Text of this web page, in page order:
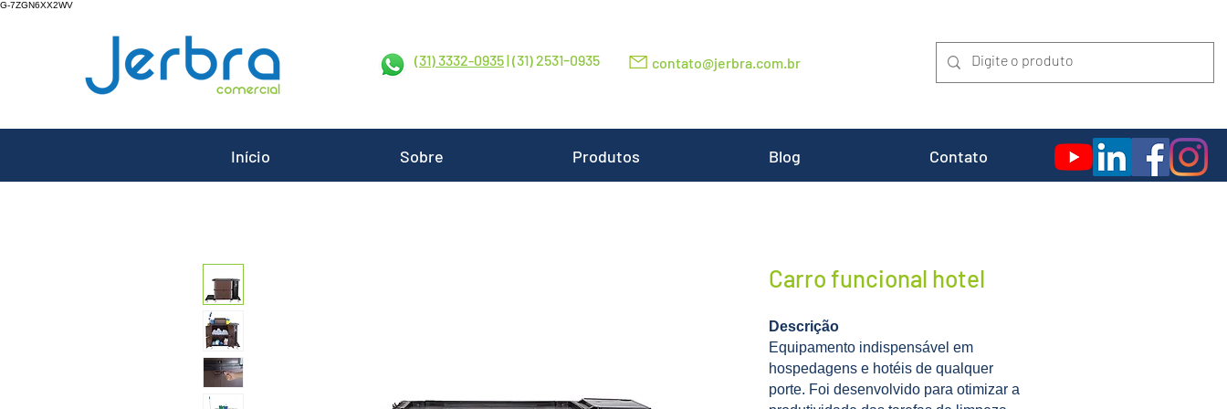
G-7ZGN6XX2WV
(31) 3332-0935| (31) 2531-0935 contato@jerbra.com.br
Carro funcional hotel
Descrição
Equipamento indispensável em
hospedagens e hotéis de qualquer
porte. Foi desenvolvido para otimizar a
Início Sobre Produtos Blog Contato